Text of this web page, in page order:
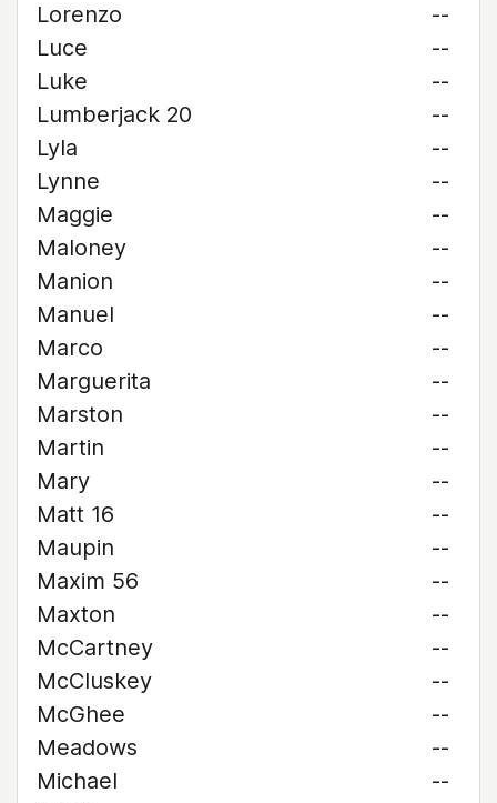
Lorenzo
--
Luce
--
Luke
--
Lumberjack 20
--
Lyla
--
Lynne
--
Maggie
--
Maloney
--
Manion
--
Manuel
--
Marco
--
Marguerita
--
Marston
--
Martin
--
Mary
--
Matt 16
--
Maupin
--
Maxim 56
--
Maxton
--
McCartney
--
McCluskey
--
McGhee
--
Meadows
--
Michael
--